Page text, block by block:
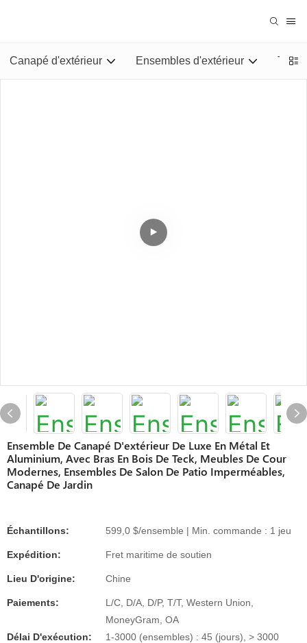
Canapé d'extérieur Ensembles d'extérieur
Ensemble De Canapé D'extérieur De Luxe En Métal Et
Aluminium, Avec Bras En Bois De Teck, Meubles De Cour
Modernes, Ensembles De Salon De Patio Imperméables,
Canapé De Jardin
Échantillons: 599,0 $/ensemble | Min. commande : 1 jeu
Expédition: Fret maritime de soutien
Lieu D'origine: Chine
Paiements:
L/C, D/A, D/P, T/T, Western Union,
MoneyGram, OA
Délai D'exécution:
1-3000 (ensembles) : 45 (jours), > 3000